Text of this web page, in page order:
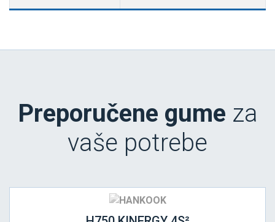
Preporučene gume za
vaše potrebe